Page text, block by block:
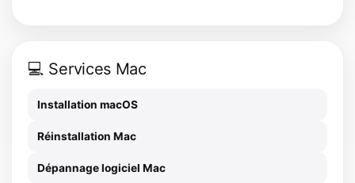
💻 Services Mac
Installation macOS
Réinstallation Mac
Dépannage logiciel Mac